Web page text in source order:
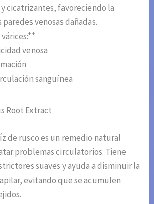
cicatrizantes, favoreciendo la
venosas dañadas.
venosa
sanguínea
Root Extract
de rusco es un remedio natural
problemas circulatorios. Tiene
suaves y ayuda a disminuir la
evitando que se acumulen